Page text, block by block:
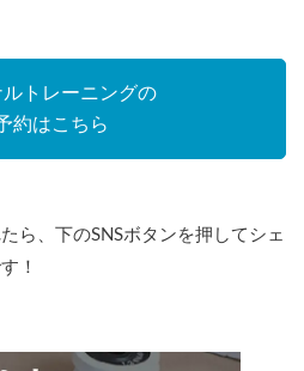
トレーニングの
約はこちら
ら、下のSNSボタンを押してシェ
！